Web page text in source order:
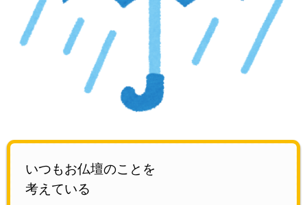
いつもお仏壇のことを
考えている